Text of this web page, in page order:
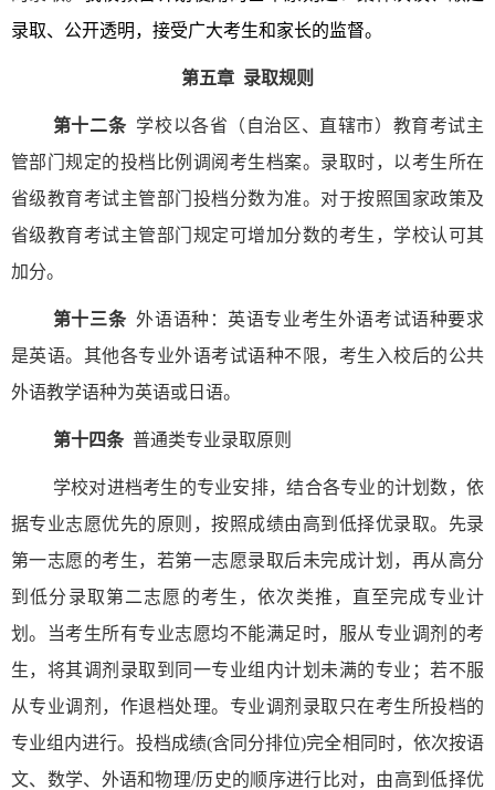
录取、公开透明，接受广大考生和家长的监督。
第五章 录取规则
第十二条 学校以各省（自治区、直辖市）教育考试主
管部门规定的投档比例调阅考生档案。录取时，以考生所在
省级教育考试主管部门投档分数为准。对于按照国家政策及
省级教育考试主管部门规定可增加分数的考生，学校认可其
加分。
第十三条 外语语种：英语专业考生外语考试语种要求
是英语。其他各专业外语考试语种不限，考生入校后的公共
外语教学语种为英语或日语。
第十四条 普通类专业录取原则
学校对进档考生的专业安排，结合各专业的计划数，依
据专业志愿优先的原则，按照成绩由高到低择优录取。先录
第一志愿的考生，若第一志愿录取后未完成计划，再从高分
到低分录取第二志愿的考生，依次类推，直至完成专业计
划。当考生所有专业志愿均不能满足时，服从专业调剂的考
生，将其调剂录取到同一专业组内计划未满的专业；若不服
从专业调剂，作退档处理。专业调剂录取只在考生所投档的
专业组内进行。投档成绩(含同分排位)完全相同时，依次按语
文、数学、外语和物理/历史的顺序进行比对，由高到低择优